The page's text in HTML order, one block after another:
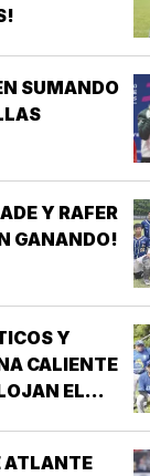
SUMANDO
Y RAFER
GANANDO!
Y
CALIENTE
EL
ATLANTE